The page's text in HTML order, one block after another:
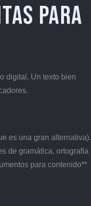
para
digital. Un texto bien
es una gran alternativa).
de gramática, ortografía
para contenido**